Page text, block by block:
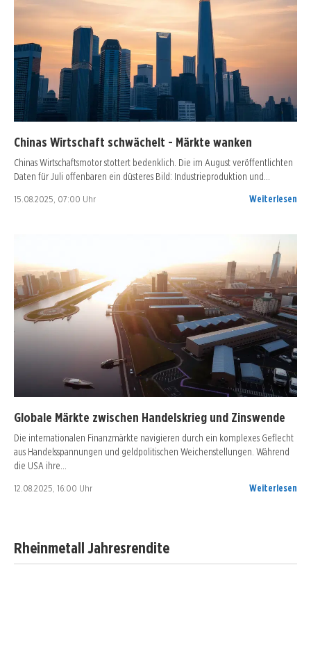
Chinas Wirtschaft schwächelt - Märkte wanken
Chinas Wirtschaftsmotor stottert bedenklich. Die im August veröffentlichten
Daten für Juli offenbaren ein düsteres Bild: Industrieproduktion und…
15.08.2025, 07:00 Uhr Weiterlesen
Globale Märkte zwischen Handelskrieg und Zinswende
Die internationalen Finanzmärkte navigieren durch ein komplexes Geflecht
aus Handelsspannungen und geldpolitischen Weichenstellungen. Während
die USA ihre…
12.08.2025, 16:00 Uhr Weiterlesen
Rheinmetall Jahresrendite